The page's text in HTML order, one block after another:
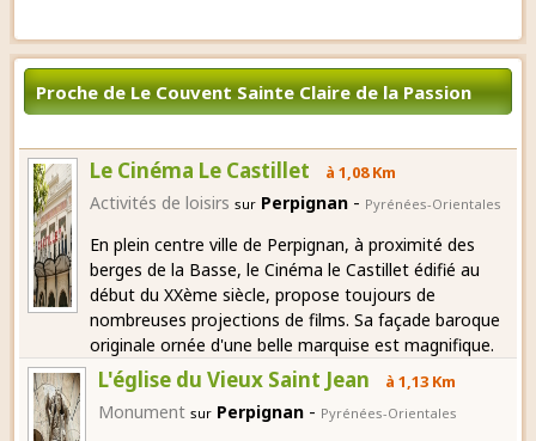
Proche de Le Couvent Sainte Claire de la Passion
Le Cinéma Le Castillet à 1,08 Km
Activités de loisirs sur Perpignan - Pyrénées-Orientales
En plein centre ville de Perpignan, à proximité des
berges de la Basse, le Cinéma le Castillet édifié au
début du XXème siècle, propose toujours de
nombreuses projections de films. Sa façade baroque
originale ornée d'une belle marquise est magnifique.
L'église du Vieux Saint Jean à 1,13 Km
Monument sur Perpignan - Pyrénées-Orientales